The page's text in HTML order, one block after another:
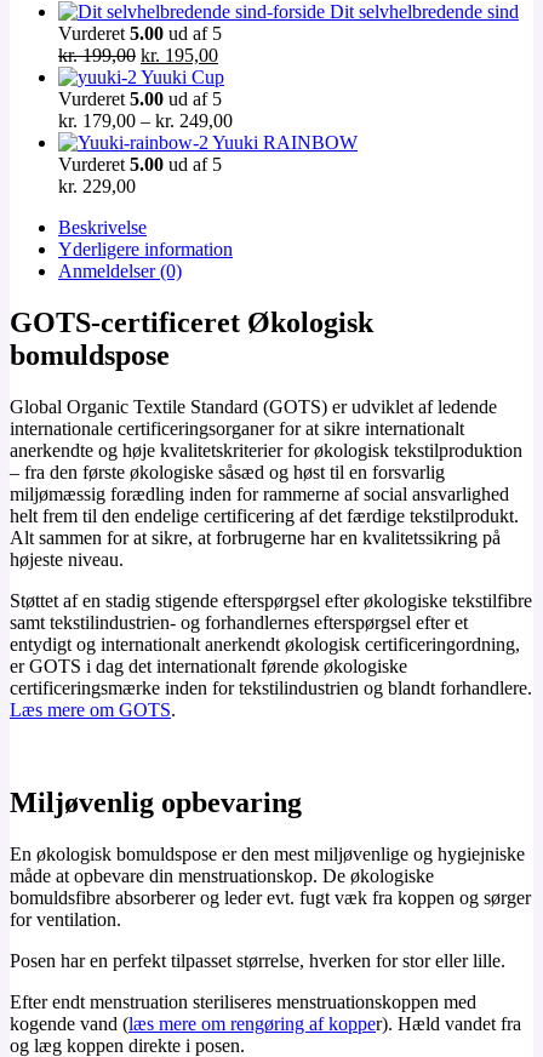
Dit selvhelbredende sind
Vurderet 5.00 ud af 5
kr.199,00 Den
oprindelige
pris
var:
kr. 199,00.
kr. 195,00Den
aktuelle
pris
er:
kr. 195,00.
Yuuki Cup
Vurderet 5.00 ud af 5
kr. 179,00 – kr. 249,00Prisinterval:
kr. 179,00
Yuuki RAINBOW
Vurderet 5.00 ud af 5
kr. 229,00
Beskrivelse
Yderligere information
Anmeldelser (0)
GOTS-certificeret Økologisk
bomuldspose
Global Organic Textile Standard (GOTS) er udviklet af ledende
internationale certificeringsorganer for at sikre internationalt
anerkendte og høje kvalitetskriterier for økologisk tekstilproduktion
– fra den første økologiske såsæd og høst til en forsvarlig
miljømæssig forædling inden for rammerne af social ansvarlighed
helt frem til den endelige certificering af det færdige tekstilprodukt.
Alt sammen for at sikre, at forbrugerne har en kvalitetssikring på
højeste niveau.
Støttet af en stadig stigende efterspørgsel efter økologiske tekstilfibre
samt tekstilindustrien- og forhandlernes efterspørgsel efter et
entydigt og internationalt anerkendt økologisk certificeringordning,
er GOTS i dag det internationalt førende økologiske
certificeringsmærke inden for tekstilindustrien og blandt forhandlere.
Læs mere om GOTS.
Miljøvenlig opbevaring
En økologisk bomuldspose er den mest miljøvenlige og hygiejniske
måde at opbevare din menstruationskop. De økologiske
bomuldsfibre absorberer og leder evt. fugt væk fra koppen og sørger
for ventilation.
Posen har en perfekt tilpasset størrelse, hverken for stor eller lille.
Efter endt menstruation steriliseres menstruationskoppen med
kogende vand (læs mere om rengøring af kopper). Hæld vandet fra
og læg koppen direkte i posen.